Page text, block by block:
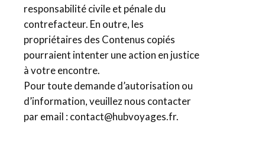
responsabilité civile et pénale du
contrefacteur. En outre, les
propriétaires des Contenus copiés
pourraient intenter une action en justice
à votre encontre.
Pour toute demande d’autorisation ou
d’information, veuillez nous contacter
par email : contact@hubvoyages.fr.